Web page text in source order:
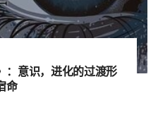
：意识，进化的过渡形
命